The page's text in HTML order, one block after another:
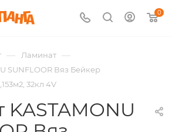
0
— Ламинат —
SUNFLOOR Вяз Бейкер
32кл 4V